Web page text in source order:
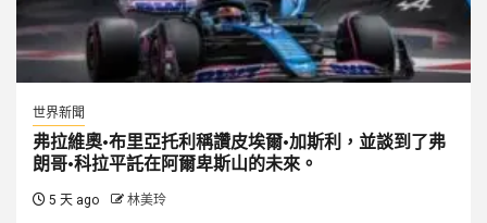
世界新聞
弗拉維奧·布里亞托利稱讚皮埃爾·加斯利，並談到了弗
朗哥·科拉平託在阿爾卑斯山的未來。
5 天 ago 林美玲